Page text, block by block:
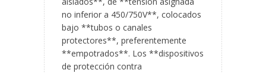
no inferior a 450/750V**, colocados
bajo **tubos o canales
protectores**, preferentemente
**empotrados**. Los **dispositivos
de protección contra